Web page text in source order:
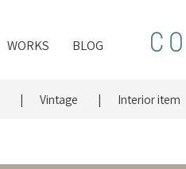
WORKS BLOG
Vintage Interior item